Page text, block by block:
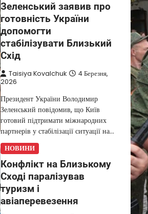
Зеленський заявив про
готовність України
допомогти
стабілізувати Близький
Схід
Taisiya Kovalchuk
4 Березня,
2026
Президент України Володимир
Зеленський повідомив, що Київ
готовий підтримати міжнародних
партнерів у стабілізації ситуації на…
НОВИНИ
Конфлікт на Близькому
Сході паралізував
туризм і
авіаперевезення